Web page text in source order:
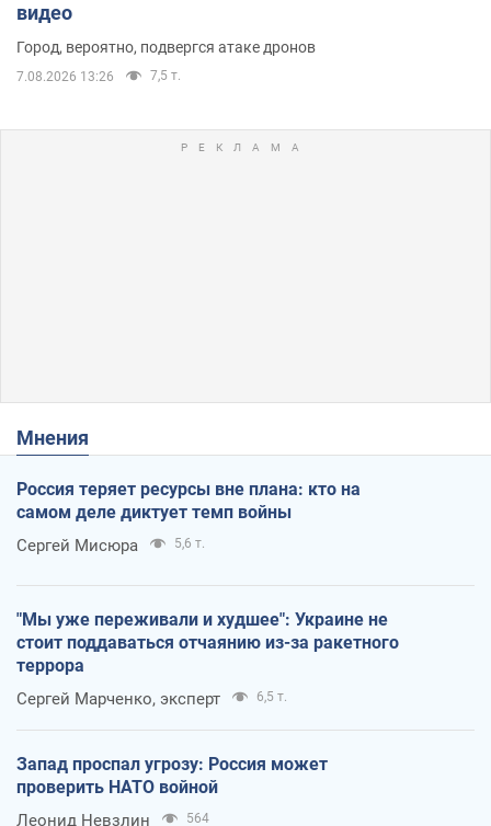
видео
Город, вероятно, подвергся атаке дронов
7.08.2026 13:26 7,5 т.
Мнения
Россия теряет ресурсы вне плана: кто на
самом деле диктует темп войны
Сергей Мисюра 5,6 т.
"Мы уже переживали и худшее": Украине не
стоит поддаваться отчаянию из-за ракетного
террора
Сергей Марченко, эксперт 6,5 т.
Запад проспал угрозу: Россия может
проверить НАТО войной
Леонид Невзлин 564